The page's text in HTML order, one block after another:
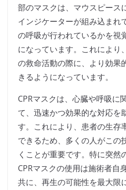
部のマスクは、マウスピース
インジケーターが組み込まれ
の呼吸が行われているかを視
になっています。これにより
の救命活動の際に、より効果
きるようになっています。
CPRマスクは、心臓や呼吸に
て、迅速かつ効果的な対応を
す。これにより、患者の生存
できるため、多くの人がこの
くことが重要です。特に突然
CPRマスクの使用は施術者自
共に、再生の可能性を最大限